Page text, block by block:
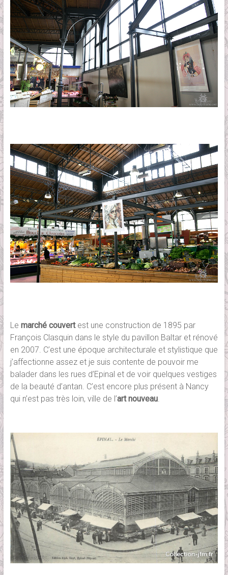
Le marché couvertest une construction de 1895 par
François Clasquin dans le style du pavillon Baltar et rénové
en 2007. C’est une époque architecturale et stylistique que
j’affectionne assez et je suis contente de pouvoir me
balader dans les rues d’Epinal et de voir quelques vestiges
de la beauté d’antan. C’est encore plus présent à Nancy
qui n’est pas très loin, ville de l’art nouveau.